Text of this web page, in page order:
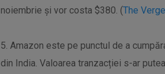
noiembrie și vor costa $380. (The Verge
5. Amazon este pe punctul de a
din India. Valoarea tranzacției s-ar